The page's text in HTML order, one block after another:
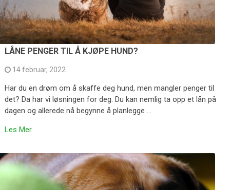
LÅNE PENGER TIL Å KJØPE HUND?
14 februar, 2022
Har du en drøm om å skaffe deg hund, men mangler penger til
det? Da har vi løsningen for deg. Du kan nemlig ta opp et lån på
dagen og allerede nå begynne å planlegge …
Les Mer